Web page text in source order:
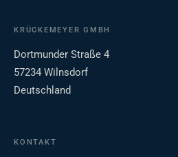
KRÜCKEMEYER GMBH
Dortmunder Straße 4
57234 Wilnsdorf
Deutschland
KONTAKT